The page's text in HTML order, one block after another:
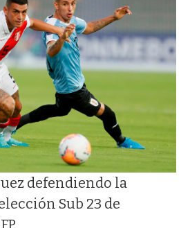
defendiendo la
Sub 23 de